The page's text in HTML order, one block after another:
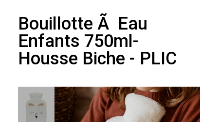
Bouillotte Ã Eau
Enfants 750ml-
Housse Biche - PLIC